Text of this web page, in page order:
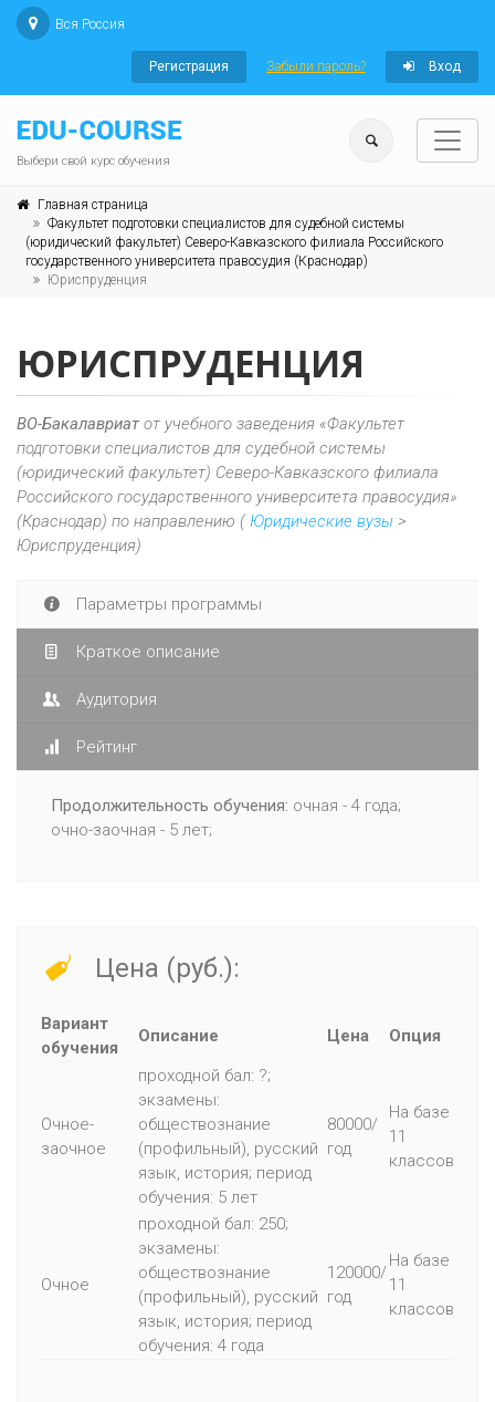
Вся Россия
Регистрация Забыли пароль? Вход
Выбери свой курс обучения
Главная страница
Факультет подготовки специалистов для судебной системы
(юридический факультет) Северо-Кавказского филиала Российского
государственного университета правосудия (Краснодар)
Юриспруденция
ЮРИСПРУДЕНЦИЯ
ВО-Бакалавриатот учебного заведения «Факультет
подготовки специалистов для судебной системы
(юридический факультет) Северо-Кавказского филиала
Российского государственного университета правосудия»
(Краснодар) по направлению (Юридические вузы >
Юриспруденция)
Параметры программы
Краткое описание
Аудитория
Рейтинг
Продолжительность обучения: очная - 4 года;
очно-заочная - 5 лет;
Цена (руб.):
Вариант
обучения
Описание Цена Опция
Очное-
заочное
проходной бал: ?;
экзамены:
обществознание
(профильный), русский
язык, история; период
обучения: 5 лет
80000/
год
На базе
11
классов
Очное
проходной бал: 250;
экзамены:
обществознание
(профильный), русский
язык, история; период
обучения: 4 года
120000/
год
На базе
11
классов